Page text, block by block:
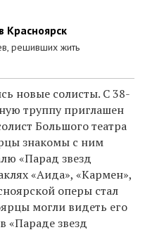
Красноярск
решивших жить
новые солисты. С 38-
труппу приглашен
Большого театра
знакомы с ним
«Парад звезд
«Аида», «Кармен»,
оперы стал
могли видеть его
«Параде звезд